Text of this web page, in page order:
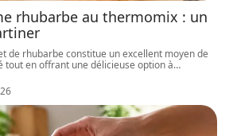
rhubarbe au thermomix : un
de rhubarbe constitue un excellent moyen de
tout en offrant une délicieuse option à…